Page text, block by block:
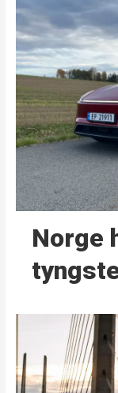
Norge